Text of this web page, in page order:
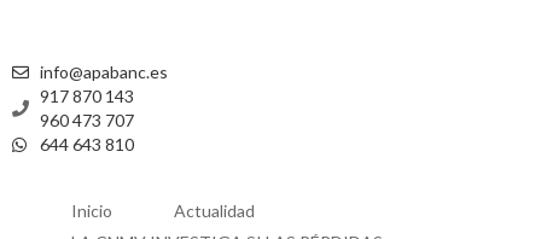
info@apabanc.es
917 870 143
960 473 707
644 643 810
Inicio
Actualidad